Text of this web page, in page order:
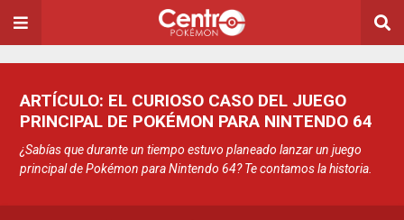
ARTÍCULO: EL CURIOSO CASO DEL JUEGO
PRINCIPAL DE POKÉMON PARA NINTENDO 64
¿Sabías que durante un tiempo estuvo planeado lanzar un juego
principal de Pokémon para Nintendo 64? Te contamos la historia.